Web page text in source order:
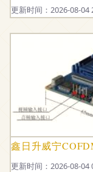
更新时间：2026-08-04
鑫日升威宁
更新时间：2026-08-04